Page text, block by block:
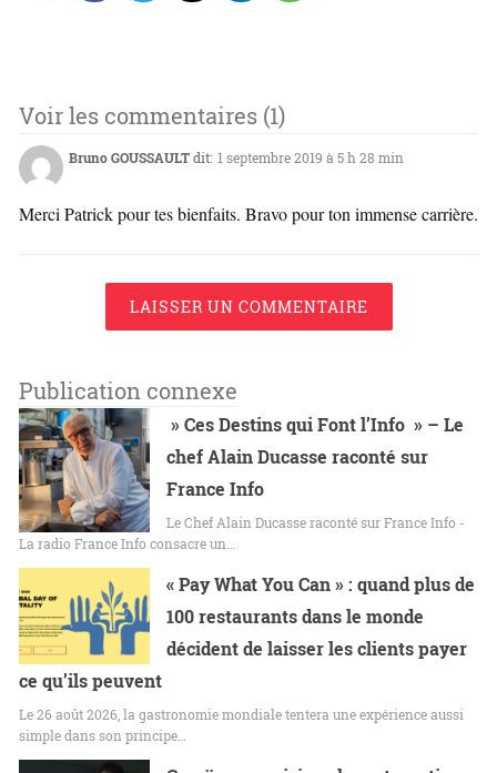
Voir les commentaires (1)
Bruno GOUSSAULTdit: 1 septembre 2019 à 5 h 28 min
Merci Patrick pour tes bienfaits. Bravo pour ton immense carrière.
LAISSER UN COMMENTAIRE
Publication connexe
» Ces Destins qui Font l’Info » – Le
chef Alain Ducasse raconté sur
France Info
Le Chef Alain Ducasse raconté sur France Info -
La radio France Info consacre un…
« Pay What You Can » : quand plus de
100 restaurants dans le monde
décident de laisser les clients payer
ce qu’ils peuvent
Le 26 août 2026, la gastronomie mondiale tentera une expérience aussi
simple dans son principe…